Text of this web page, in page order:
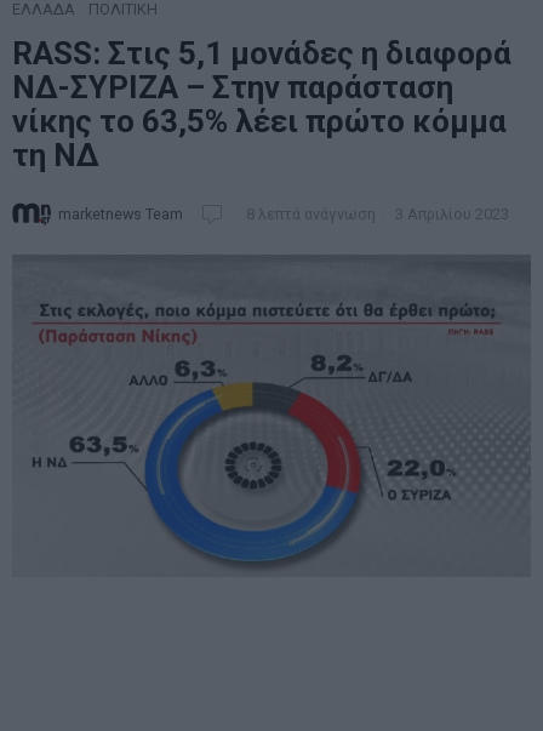
ΕΛΛΑΔΑ ΠΟΛΙΤΙΚΗ
RASS: Στις 5,1 μονάδες η διαφορά
ΝΔ-ΣΥΡΙΖΑ – Στην παράσταση
νίκης το 63,5% λέει πρώτο κόμμα
τη ΝΔ
marketnews Team 8 λεπτά ανάγνωση 3 Απριλίου 2023